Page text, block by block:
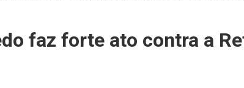
faz forte ato contra a